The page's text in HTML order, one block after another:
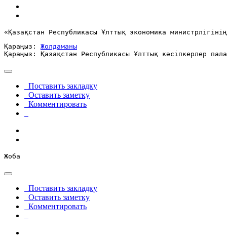
«Қазақстан Республикасы Ұлттық экономика
Қараңыз: Жолдаманы
Қараңыз: Қазақстан Республикасы Ұлттық кәсіпкерлер
Поставить закладку
Оставить заметку
Комментировать
Жоба
Поставить закладку
Оставить заметку
Комментировать